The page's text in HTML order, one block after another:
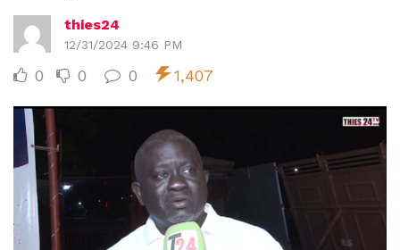
thies24
12/31/2024 9:46 PM
0 0 0 1,407